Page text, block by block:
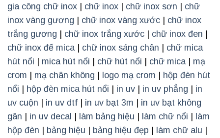
gia công chữ inox | chữ inox | chữ inox sơn | chữ
inox vàng gương | chữ inox vàng xước | chữ inox
trắng gương | chữ inox trắng xước | chữ inox đen |
chữ inox đế mica | chữ inox sáng chân | chữ mica
hút nổi | mica hút nổi | chữ hút nổi | chữ mica | mạ
crom | mạ chân không | logo mạ crom | hộp đèn hút
nổi | hộp đèn mica hút nổi | in uv | in uv phẳng | in
uv cuộn | in uv dtf | in uv bạt 3m | in uv bạt không
gân | in uv decal | làm bảng hiệu | làm chữ nổi | làm
hộp đèn | bảng hiệu | bảng hiệu đẹp | làm chữ alu |